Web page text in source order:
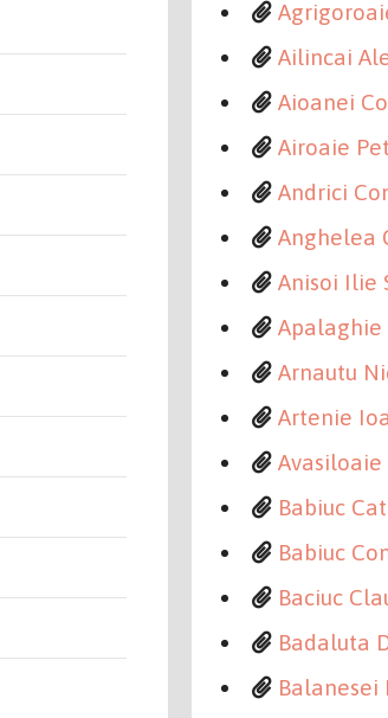
Ailincai
Aioanei
Airoaie
Andrici
Anghelea
Anisoi Ilie
Apalaghie
Arnautu
Artenie
Babiuc
Babiuc
Baciuc
Badaluta
Balanesei